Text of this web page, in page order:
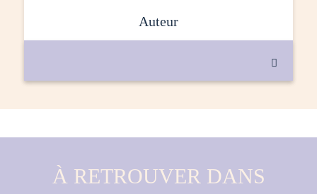
auteur

À RETROUVER DANS